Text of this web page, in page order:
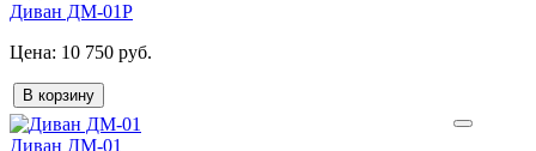
Диван ДМ-01Р
10 750 руб.
В корзину
Диван ДМ-01